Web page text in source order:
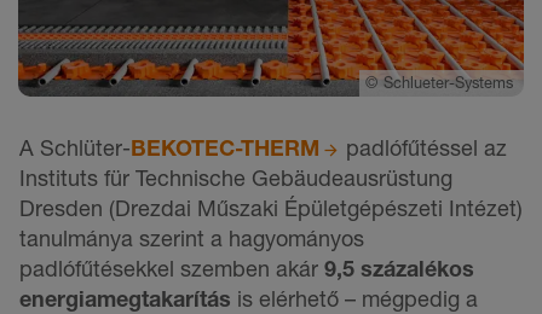
© Schlueter-Systems
A Schlüter-BEKOTEC-THERM
padlófűtéssel az
Instituts für Technische Gebäudeausrüstung
Dresden (Drezdai Műszaki Épületgépészeti Intézet)
tanulmánya szerint a hagyományos
padlófűtésekkel szemben akár 9,5 százalékos
energiamegtakarítás is elérhető – mégpedig a